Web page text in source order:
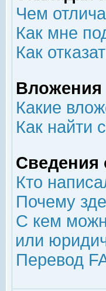
Чем
Как мне
Как
Вложения
Какие
Как найти
Сведения
Кто
Почему
С кем
или
Перевод